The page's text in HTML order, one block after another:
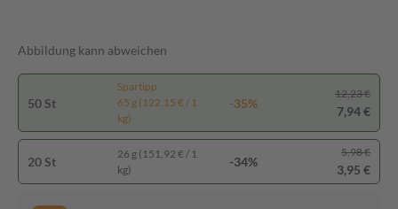
Abbildung kann abweichen
50 St
Spartipp
65 g (122,15 € / 1
kg)
-35%
12,23 €
7,94 €
20 St
26 g (151,92 € / 1
kg)
-34%
5,98 €
3,95 €